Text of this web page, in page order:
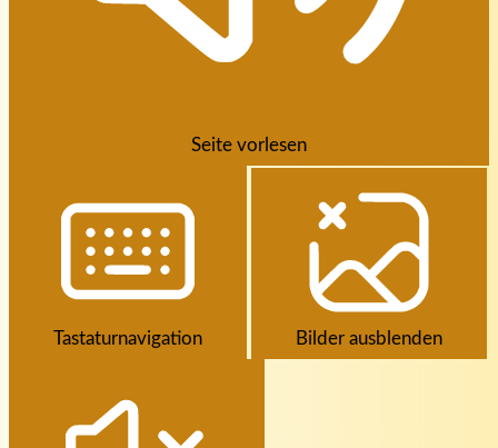
Seite vorlesen
Tastaturnavigation Bilder ausblenden